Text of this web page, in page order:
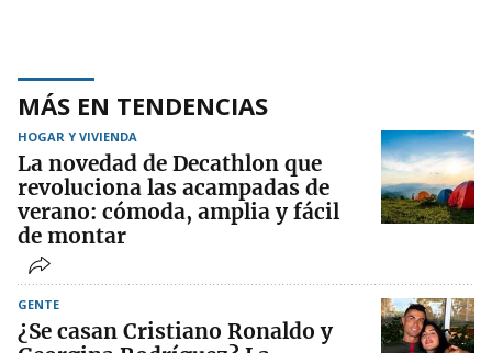
MÁS EN TENDENCIAS
HOGAR Y VIVIENDA
La novedad de Decathlon que
revoluciona las acampadas de
verano: cómoda, amplia y fácil
de montar
GENTE
¿Se casan Cristiano Ronaldo y